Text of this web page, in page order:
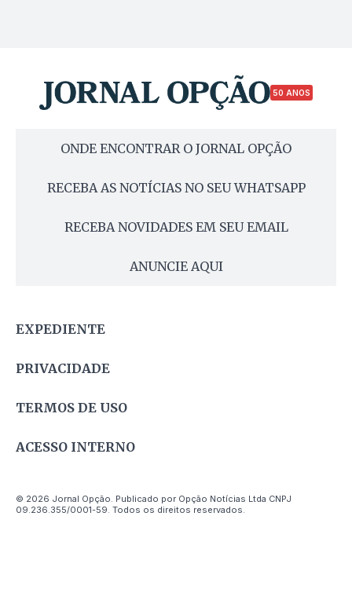
50 ANOS
ONDE ENCONTRAR O JORNAL OPÇÃO
RECEBA AS NOTÍCIAS NO SEU WHATSAPP
RECEBA NOVIDADES EM SEU EMAIL
ANUNCIE AQUI
EXPEDIENTE
PRIVACIDADE
TERMOS DE USO
ACESSO INTERNO
© 2026 Jornal Opção. Publicado por Opção Notícias Ltda CNPJ
09.236.355/0001-59. Todos os direitos reservados.